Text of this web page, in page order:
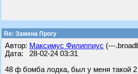
Re: Замена Прогу
Автор: Максимус Филиппиус (---
Дата: 28-02-24 03:31
48 ф бомба лодка, был у меня такой 2